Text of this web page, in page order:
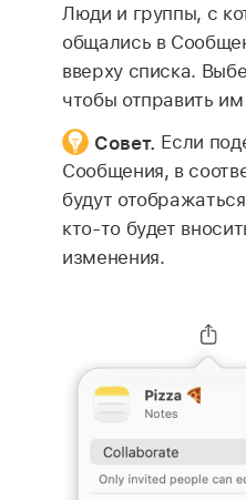
Люди и группы, с
общались в
вверху списка.
чтобы отправить
Совет. Если
Сообщения, в
будут
кто-то будет
изменения.